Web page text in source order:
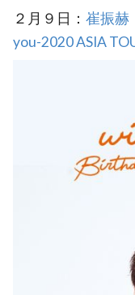
２月９日： 崔振赫
you-2020 ASIA